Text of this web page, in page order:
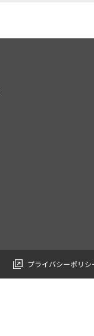
プライバシーポリシ